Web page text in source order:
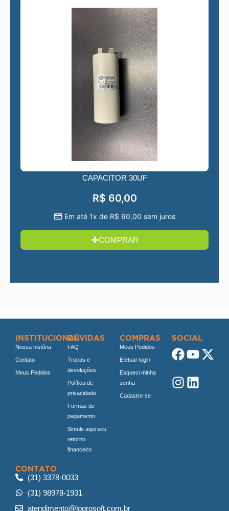
CAPACITOR 30UF
R$ 60,00
Em até 1x de R$ 60,00 sem juros
COMPRAR
INSTITUCIONAL
Nossa história
Contato
Meus Pedidos
DÚVIDAS
FAQ
Trocas e
devoluções
Política de
privacidade
Formas de
pagamento
Simule aqui seu
retorno
financeiro
COMPRAS
Meus Pedidos
Efetuar login
Esqueci minha
senha
Cadastre-se
SOCIAL
CONTATO
(31) 3378-0033
(31) 98978-1931
atendimento@logrosoft.com.br